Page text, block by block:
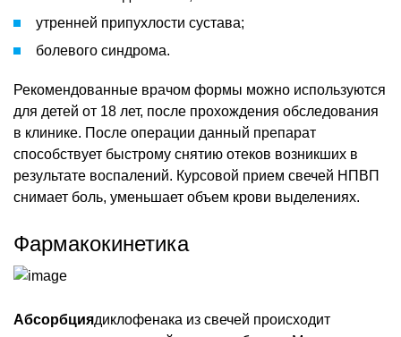
утренней припухлости сустава;
болевого синдрома.
Рекомендованные врачом формы можно используются
для детей от 18 лет, после прохождения обследования
в клинике. После операции данный препарат
способствует быстрому снятию отеков возникших в
результате воспалений. Курсовой прием свечей НПВП
снимает боль, уменьшает объем крови выделениях.
Фармакокинетика
Абсорбциядиклофенака из свечей происходит